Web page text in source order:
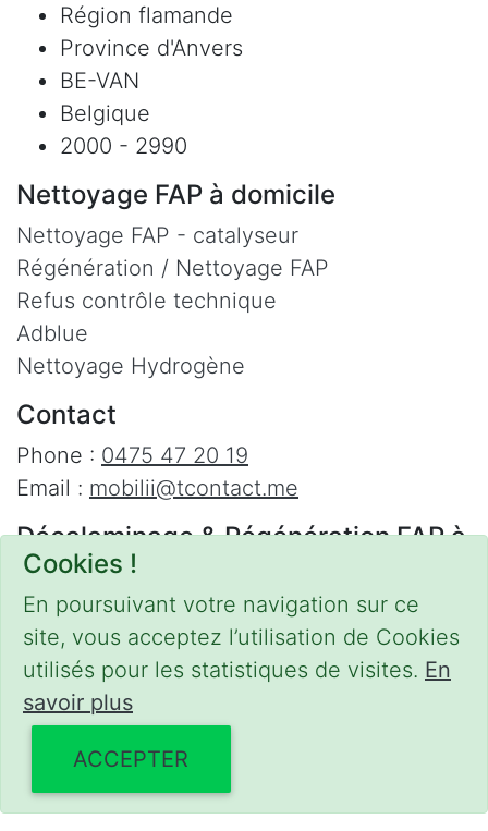
Cookies !
En poursuivant votre navigation sur ce
site, vous acceptez l’utilisation de Cookies
utilisés pour les statistiques de visites. En
savoir plus
ACCEPTER
Région flamande
Province d'Anvers
BE-VAN
Belgique
2000 - 2990
Nettoyage FAP à domicile
Nettoyage FAP - catalyseur
Régénération / Nettoyage FAP
Refus contrôle technique
Adblue
Nettoyage Hydrogène
Contact
Phone : 0475 47 20 19
Email : mobilii@tcontact.me
Décalaminage & Régénération FAP à
domicile
Interventions urgentes sur la Belgique dans
les régions suivantes :
Bruxelles
Brabant Wallon
Hainaut,Liège,Mons
Limbourg,Flandre Occidentale
Orientale,Province du Luxembourg